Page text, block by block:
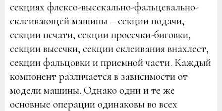
секциях флексо-высекально-фальцевально-
склеивающей машины – секции подачи,
секции печати, секции просечки-биговки,
секции высечки, секции склеивания внахлест,
секции фальцовки и приемной части. Каждый
компонент различается в зависимости от
модели машины. Однако одни и те же
основные операции одинаковы во всех